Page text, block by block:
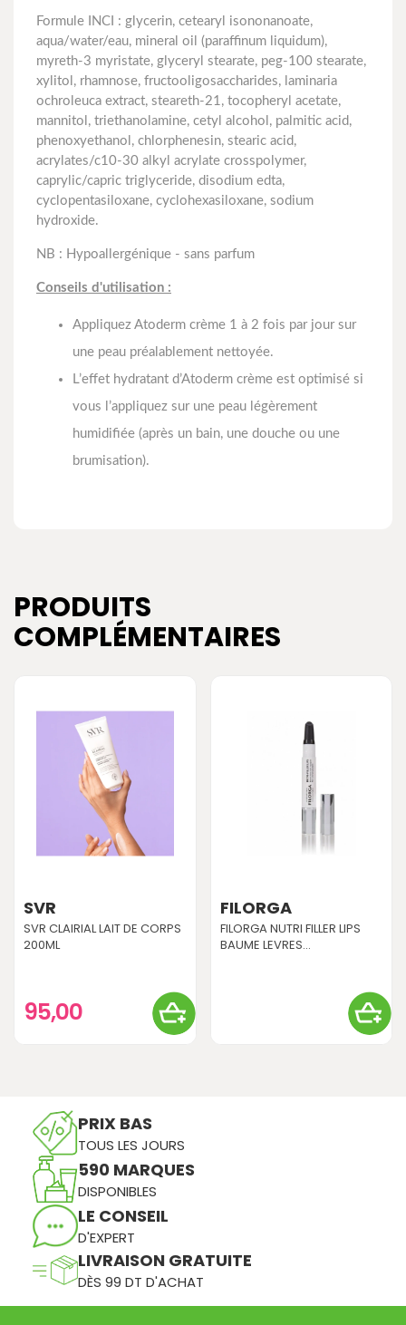
Formule INCI : glycerin, cetearyl isononanoate,
aqua/water/eau, mineral oil (paraffinum liquidum),
myreth-3 myristate, glyceryl stearate, peg-100 stearate,
xylitol, rhamnose, fructooligosaccharides, laminaria
ochroleuca extract, steareth-21, tocopheryl acetate,
mannitol, triethanolamine, cetyl alcohol, palmitic acid,
phenoxyethanol, chlorphenesin, stearic acid,
acrylates/c10-30 alkyl acrylate crosspolymer,
caprylic/capric triglyceride, disodium edta,
cyclopentasiloxane, cyclohexasiloxane, sodium
hydroxide.
NB : Hypoallergénique - sans parfum
Conseils d'utilisation :
Appliquez Atoderm crème 1 à 2 fois par jour sur
une peau préalablement nettoyée.
L’effet hydratant d’Atoderm crème est optimisé si
vous l’appliquez sur une peau légèrement
humidifiée (après un bain, une douche ou une
brumisation).
PRODUITS
COMPLÉMENTAIRES
SVR
SVR CLAIRIAL LAIT DE CORPS
200ML
95,00
FILORGA
FILORGA NUTRI FILLER LIPS
BAUME LEVRES...
PRIX BAS
TOUS LES JOURS
590 MARQUES
DISPONIBLES
LE CONSEIL
D'EXPERT
LIVRAISON GRATUITE
DÈS 99 DT D'ACHAT